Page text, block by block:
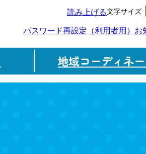
読み上げる文字サイズ
パスワード再設定（利用者用） お
地域コーディネ